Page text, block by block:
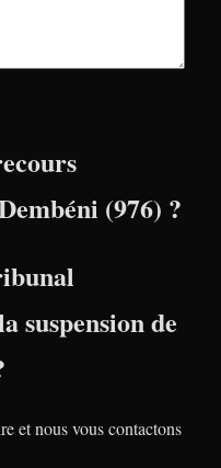
(976) ?
suspension de
et nous vous contactons